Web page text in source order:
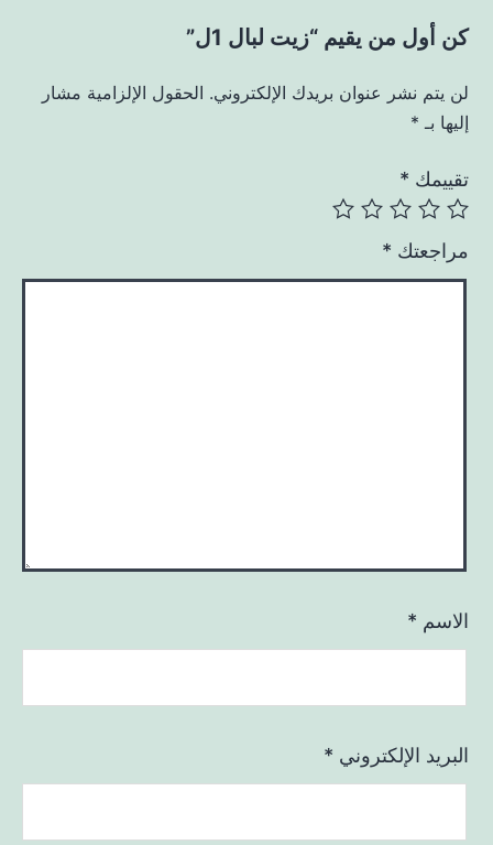
كن أول من يقيم “زيت لبال 1ل”
لن يتم نشر عنوان بريدك الإلكتروني. الحقول الإلزامية مشار
إليها بـ *
تقييمك *
مراجعتك *
الاسم *
البريد الإلكتروني *